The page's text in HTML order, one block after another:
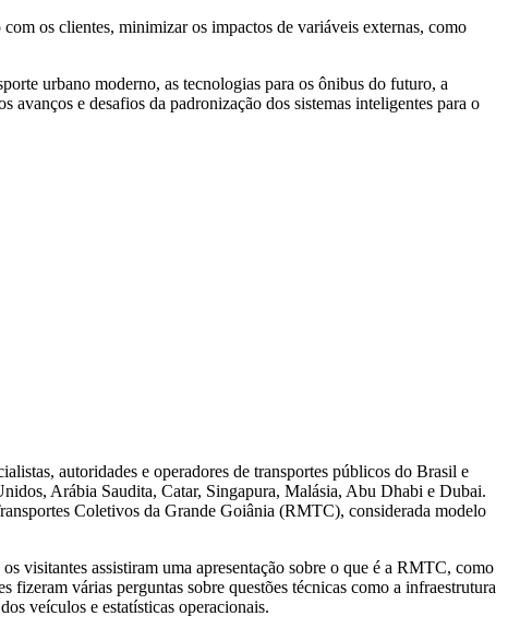
os clientes, minimizar os impactos de variáveis externas, como
urbano moderno, as tecnologias para os ônibus do futuro, a
e desafios da padronização dos sistemas inteligentes para o
autoridades e operadores de transportes públicos do Brasil e
Arábia Saudita, Catar, Singapura, Malásia, Abu Dhabi e Dubai.
Coletivos da Grande Goiânia (RMTC), considerada modelo
visitantes assistiram uma apresentação sobre o que é a RMTC, como
várias perguntas sobre questões técnicas como a infraestrutura
veículos e estatísticas operacionais.